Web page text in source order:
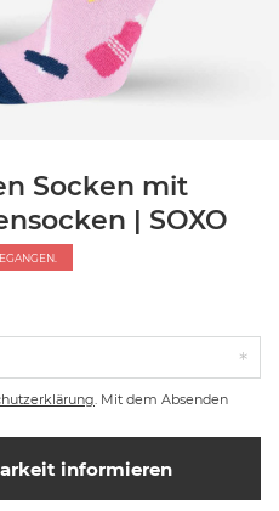
Socken mit
| SOXO
. Mit dem Absenden
informieren